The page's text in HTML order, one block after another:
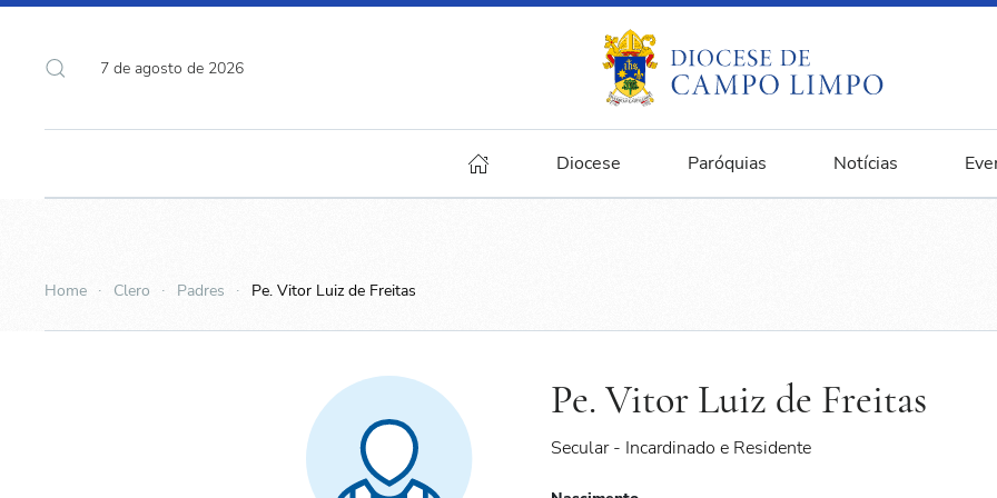
7 de agosto de 2026
Diocese Paróquias Notícias
Home Clero Padres Pe. Vitor Luiz de Freitas
Pe. Vitor Luiz de Freitas
Secular - Incardinado e Residente